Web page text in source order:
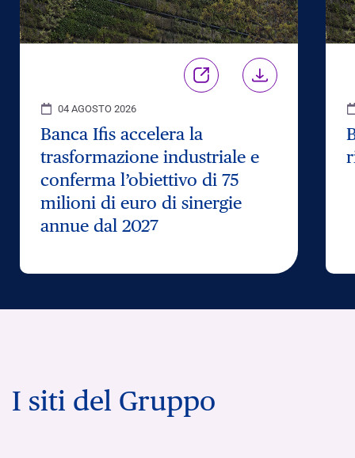
04 AGOSTO 2026
Banca Ifis accelera la
trasformazione industriale e
conferma l’obiettivo di 75
milioni di euro di sinergie
annue dal 2027
I siti del Gruppo